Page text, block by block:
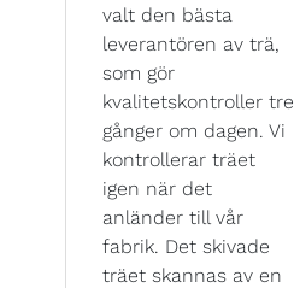
valt den bästa
leverantören av trä,
som gör
kvalitetskontroller tre
gånger om dagen. Vi
kontrollerar träet
igen när det
anländer till vår
fabrik. Det skivade
träet skannas av en